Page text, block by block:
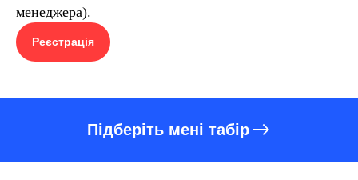
менеджера).
Реєстрація
Підберіть мені табір